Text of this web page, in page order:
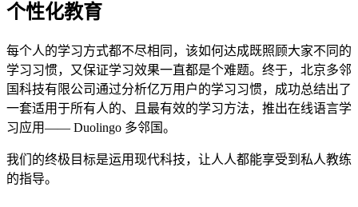
个性化教育
每个人的学习方式都不尽相同，该如何达成既照顾大家不同的
学习习惯，又保证学习效果一直都是个难题。终于，北京多邻
国科技有限公司通过分析亿万用户的学习习惯，成功总结出了
一套适用于所有人的、且最有效的学习方法，推出在线语言学
习应用—— Duolingo 多邻国。
我们的终极目标是运用现代科技，让人人都能享受到私人教练
的指导。